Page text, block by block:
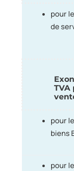
pour
de
TVA
pour
biens
pour